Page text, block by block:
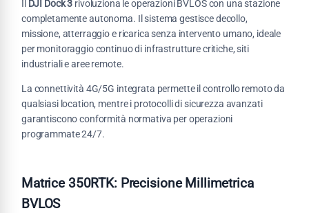
Il DJI Dock 3 rivoluziona le operazioni BVLOS con una stazione
completamente autonoma. Il sistema gestisce decollo,
missione, atterraggio e ricarica senza intervento umano, ideale
per monitoraggio continuo di infrastrutture critiche, siti
industriali e aree remote.
La connettività 4G/5G integrata permette il controllo remoto da
qualsiasi location, mentre i protocolli di sicurezza avanzati
garantiscono conformità normativa per operazioni
programmate 24/7.
Matrice 350RTK: Precisione Millimetrica
BVLOS